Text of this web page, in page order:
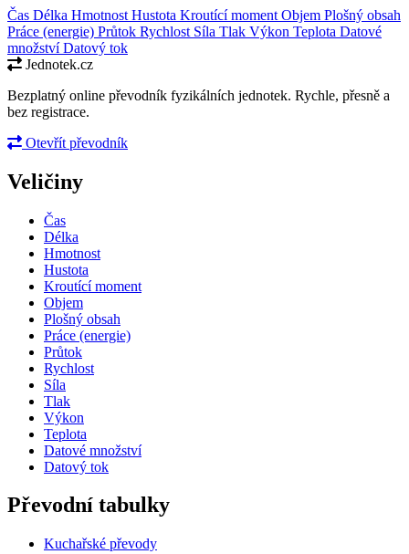
Čas Délka Hmotnost Hustota Kroutící moment Objem Plošný obsah
Práce (energie) Průtok Rychlost Síla Tlak Výkon Teplota Datové
množstvíDatový tok
Jednotek.cz
Bezplatný online převodník fyzikálních jednotek. Rychle, přesně a
bez registrace.
Otevřít převodník
Veličiny
Čas
Délka
Hmotnost
Hustota
Kroutící moment
Objem
Plošný obsah
Práce (energie)
Průtok
Rychlost
Síla
Tlak
Výkon
Teplota
Datové množství
Datový tok
Převodní tabulky
Kuchařské převody